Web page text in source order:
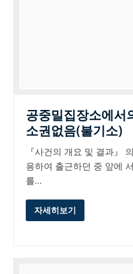
공중밀집장소에서
소권없음(불기소)
『사건의 개요 및 결과』
용하여 출근하던 중 앞에
를…
자세히보기